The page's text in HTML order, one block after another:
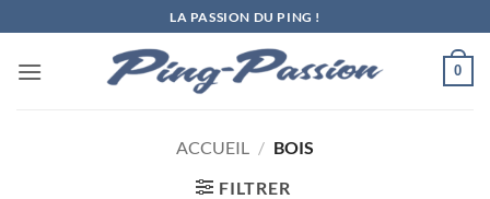
au
contenu
LA PASSION DU PING !
0
ACCUEIL / BOIS
FILTRER